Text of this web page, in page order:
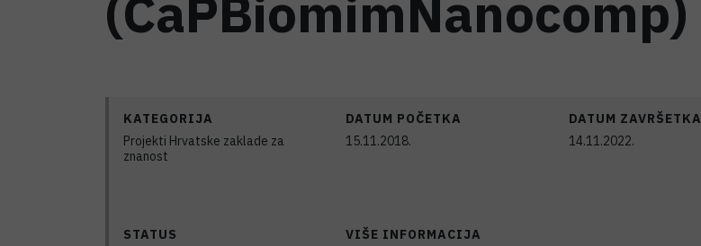
KATEGORIJA
Projekti Hrvatske zaklade za
znanost
DATUM POČETKA
15.11.2018.
DATUM ZAVRŠETKA
14.11.2022.
STATUS
VIŠE INFORMACIJA